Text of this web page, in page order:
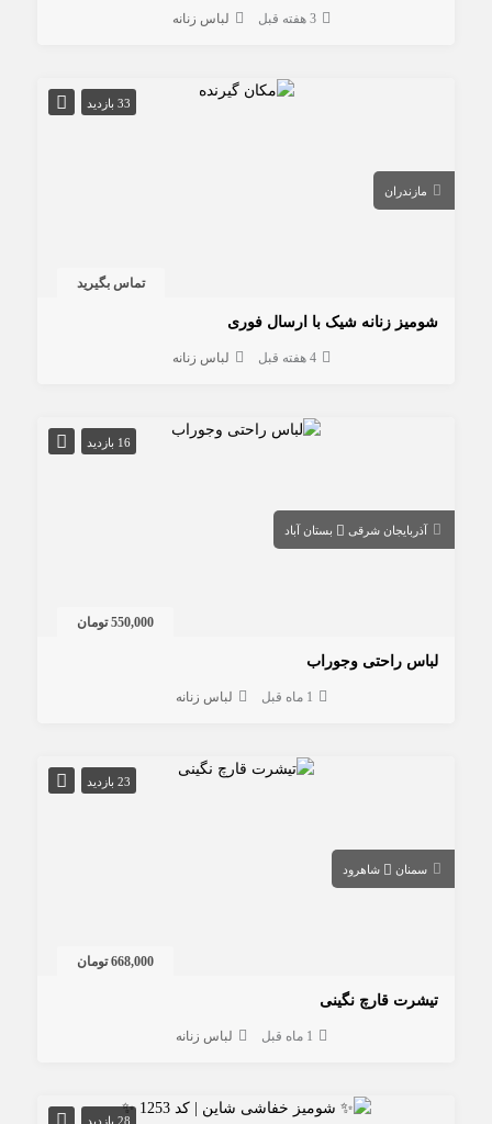
3 هفته قبل لباس زنانه
33 بازدید
مازندران
تماس بگیرید
شومیز زنانه شیک با ارسال فوری
4 هفته قبل لباس زنانه
16 بازدید
آذربایجان شرقی بستان آباد
550,000 تومان
لباس راحتی وجوراب
1 ماه قبل لباس زنانه
23 بازدید
سمنان شاهرود
668,000 تومان
تیشرت قارچ نگینی
1 ماه قبل لباس زنانه
28 بازدید